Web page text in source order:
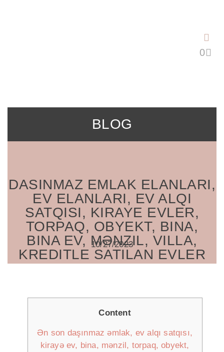
BLOG
10/27/2023
DASINMAZ EMLAK ELANLARI,
EV ELANLARI, EV ALQI
SATQISI, KIRAYE EVLER,
TORPAQ, OBYEKT, BINA,
BINA EV, MƏNZIL, VILLA,
KREDITLE SATILAN EVLER
Content
Ən son daşınmaz əmlak, ev alqı satqısı,
kirayə ev, bina, mənzil, torpaq, obyekt,